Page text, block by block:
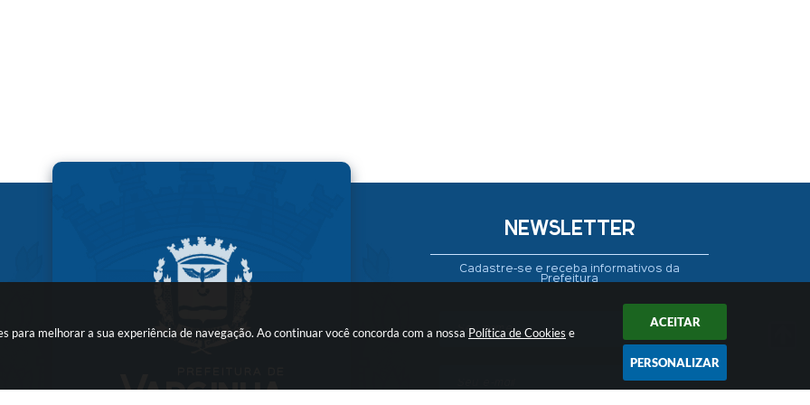
para melhorar a sua experiência de navegação. Ao continuar você concorda com a nossa Política de Cookies e
ACEITAR
PERSONALIZAR
NEWSLETTER
Cadastre-se e receba informativos da
Prefeitura